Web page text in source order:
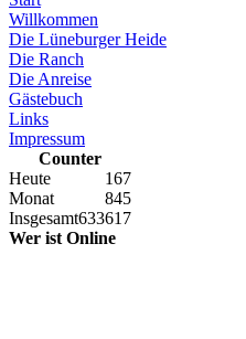
Willkommen
Die Lüneburger Heide
Die Ranch
Die Anreise
Gästebuch
Links
Impressum
Counter
Heute
167
Monat
845
Insgesamt633617
Wer ist Online